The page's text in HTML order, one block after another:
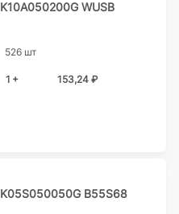
WUSB
526 шт
1 + 153,24 ₽
B55S68